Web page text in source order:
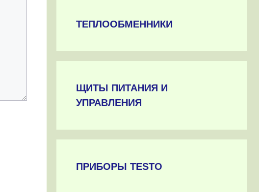
ТЕПЛООБМЕННИКИ
ЩИТЫ ПИТАНИЯ И
УПРАВЛЕНИЯ
ПРИБОРЫ TESTO